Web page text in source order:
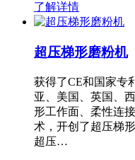
了解详情
超压梯形磨粉机
获得了CE和国家专
亚、美国、英国、
形工作面、柔性连
术，开创了超压梯
超压…